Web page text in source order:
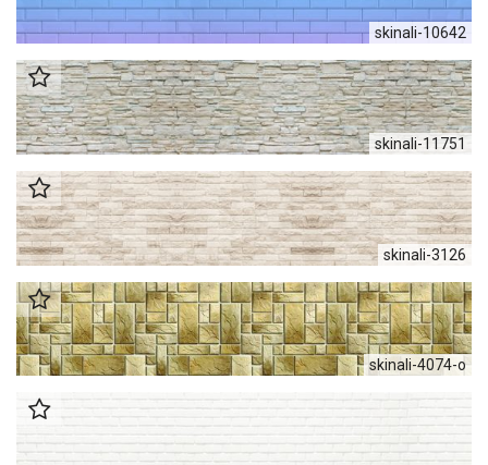
skinali-10642
skinali-11751
skinali-3126
skinali-4074-o